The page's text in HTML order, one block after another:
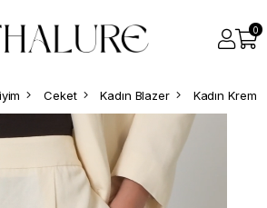
0
Ceket Kadın Blazer Kadın Krem